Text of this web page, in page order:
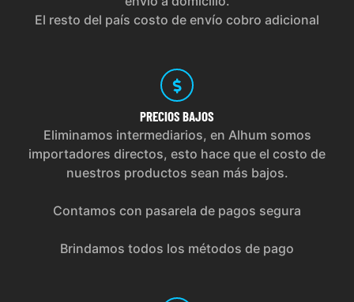
El resto del país costo de envío cobro adicional
PRECIOS BAJOS
Eliminamos intermediarios, en Alhum somos
importadores directos, esto hace que el costo de
nuestros productos sean más bajos.
Contamos con pasarela de pagos segura
Brindamos todos los métodos de pago